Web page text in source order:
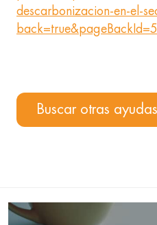
descarbonizacion-en-el-
Buscar otras